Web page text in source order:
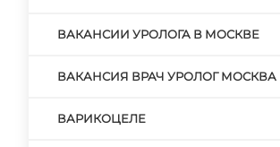
ВАКАНСИИ УРОЛОГА В МОСКВЕ
ВАКАНСИЯ ВРАЧ УРОЛОГ МОСКВА
ВАРИКОЦЕЛЕ